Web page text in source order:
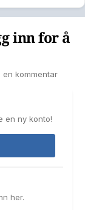
inn for å
kommentar
en ny konto!
her.